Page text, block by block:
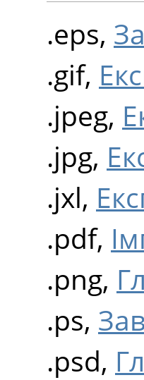
.eps,
.gif,
.jpeg,
.jpg,
.jxl,
.pdf,
.png,
.ps,
.psd,